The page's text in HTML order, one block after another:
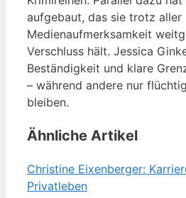
aufgebaut, das sie trotz aller
Medienaufmerksamkeit
Verschluss hält. Jessica
Beständigkeit und klare
– während andere nur
bleiben.
Ähnliche Artikel
Christine Eixenberger:
Privatleben